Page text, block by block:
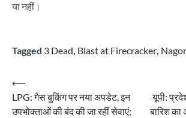
या नहीं।
Tagged 3 Dead, Blast at Firecracker,
Post
navigation
⟵
LPG: गैस बुकिंग पर नया अपडेट, इन
उपभोक्ताओं की बंद की जा रहीं सेवाएं;
यूपी:
बारिश का